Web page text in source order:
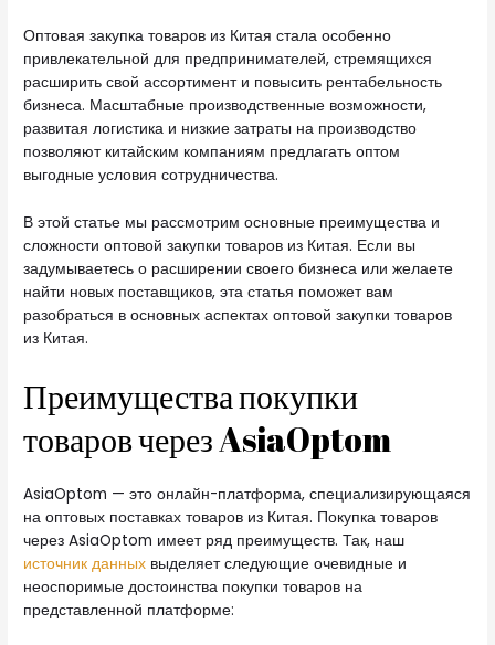
Оптовая закупка товаров из Китая стала особенно
привлекательной для предпринимателей, стремящихся
расширить свой ассортимент и повысить рентабельность
бизнеса. Масштабные производственные возможности,
развитая логистика и низкие затраты на производство
позволяют китайским компаниям предлагать оптом
выгодные условия сотрудничества.
В этой статье мы рассмотрим основные преимущества и
сложности оптовой закупки товаров из Китая. Если вы
задумываетесь о расширении своего бизнеса или желаете
найти новых поставщиков, эта статья поможет вам
разобраться в основных аспектах оптовой закупки товаров
из Китая.
Преимущества покупки
товаров через AsiaOptom
AsiaOptom — это онлайн-платформа, специализирующаяся
на оптовых поставках товаров из Китая. Покупка товаров
через AsiaOptom имеет ряд преимуществ. Так, наш
источник данных выделяет следующие очевидные и
неоспоримые достоинства покупки товаров на
представленной платформе: